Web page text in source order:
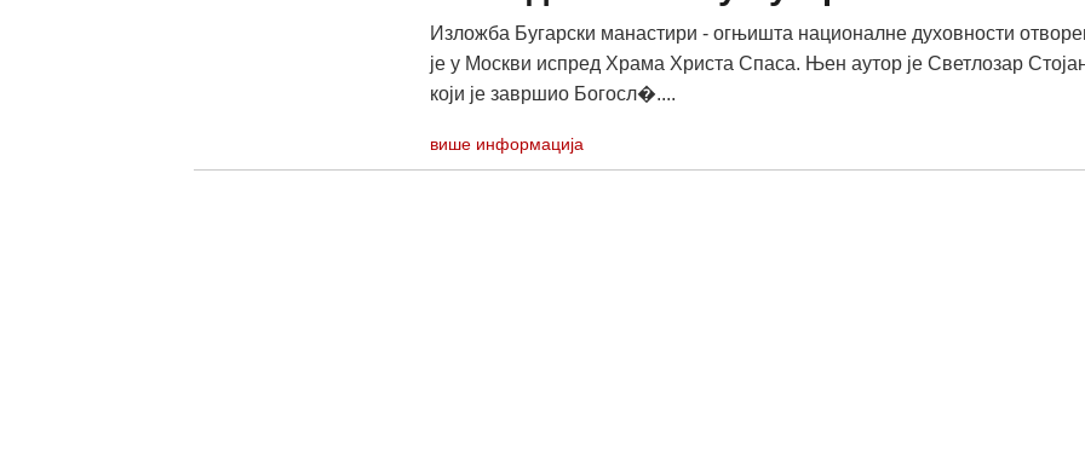
Изложба Бугарски манастири - огњишта националне духовности
је у Москви испред Храма Христа Спаса. Њен аутор је Светлозар
који је завршио Богосл�....
више информација